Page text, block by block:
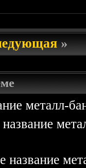
»
металл-
название